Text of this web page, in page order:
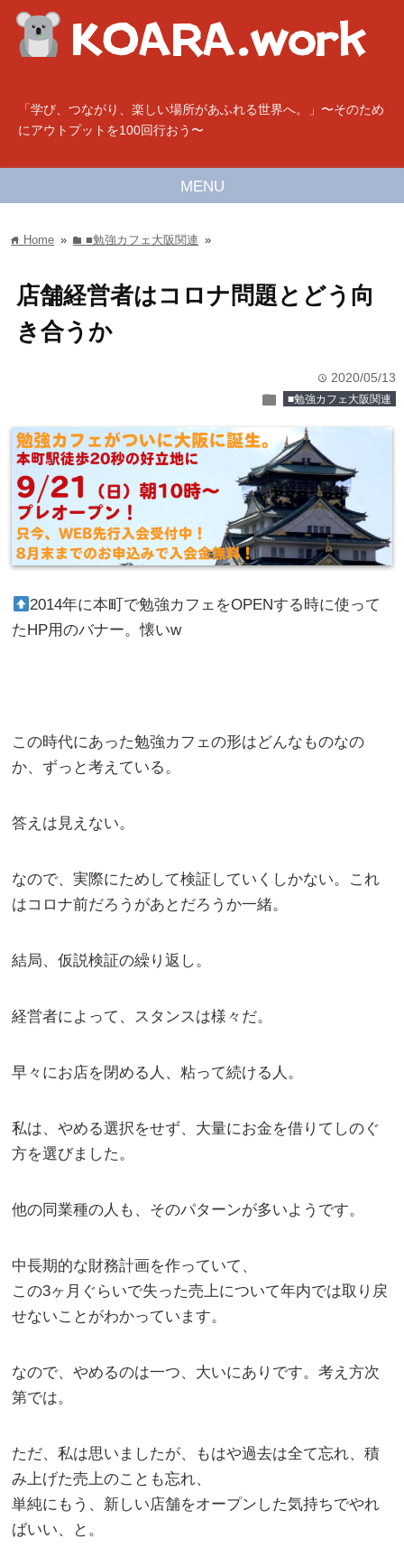
「学び、つながり、楽しい場所があふれる世界へ。」〜そのため
にアウトプットを100回行おう〜
MENU
home Home » folder■勉強カフェ大阪関連 »
店舗経営者はコロナ問題とどう向
き合うか
time 2020/05/13
folder ■勉強カフェ大阪関連
2014年に本町で勉強カフェをOPENする時に使って
たHP用のバナー。懐いw
この時代にあった勉強カフェの形はどんなものなの
か、ずっと考えている。
答えは見えない。
なので、実際にためして検証していくしかない。これ
はコロナ前だろうがあとだろうか一緒。
結局、仮説検証の繰り返し。
経営者によって、スタンスは様々だ。
早々にお店を閉める人、粘って続ける人。
私は、やめる選択をせず、大量にお金を借りてしのぐ
方を選びました。
他の同業種の人も、そのパターンが多いようです。
中長期的な財務計画を作っていて、
この3ヶ月ぐらいで失った売上について年内では取り戻
せないことがわかっています。
なので、やめるのは一つ、大いにありです。考え方次
第では。
ただ、私は思いましたが、もはや過去は全て忘れ、積
み上げた売上のことも忘れ、
単純にもう、新しい店舗をオープンした気持ちでやれ
ばいい、と。